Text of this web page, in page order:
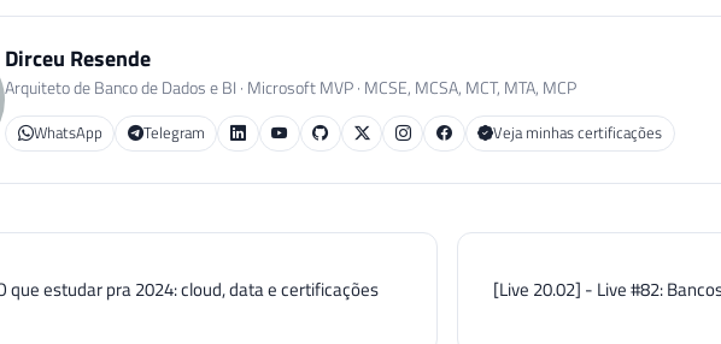
Dirceu Resende
Arquiteto de Banco de Dados e BI · Microsoft MVP · MCSE, MCSA, MCT, MTA, MCP
WhatsApp Telegram Veja minhas certificações
que estudar pra 2024: cloud, data e certificações
[Live 20.02] - Live #82: